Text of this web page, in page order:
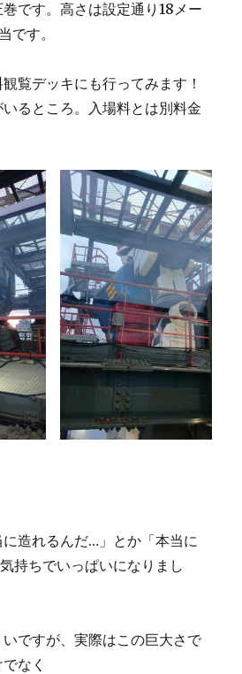
です。高さは設定通り18メー
です。
覧デッキにも行ってみます！
いるところ。入場料とは別料金
造れるんだ…」とか「本当に
持ちでいっぱいになりまし
ですが、実際はこの巨大さで
なく